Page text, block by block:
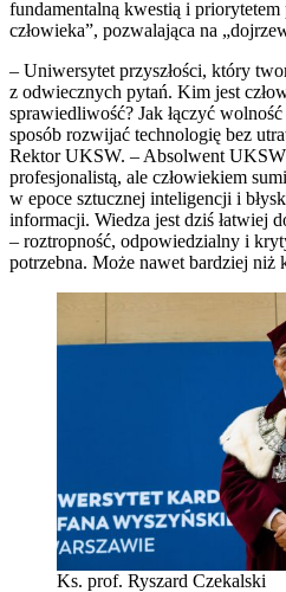
fundamentalną kwestią i priorytetem
człowieka”, pozwalająca na
– Uniwersytet przyszłości, który
z odwiecznych pytań. Kim jest
sprawiedliwość? Jak łączyć
sposób rozwijać technologię bez
Rektor UKSW. – Absolwent
profesjonalistą, ale człowiekiem
w epoce sztucznej inteligencji i
informacji. Wiedza jest dziś łatwiej
– roztropność, odpowiedzialny i
potrzebna. Może nawet bardziej niż
Ks. prof. Ryszard Czekalski